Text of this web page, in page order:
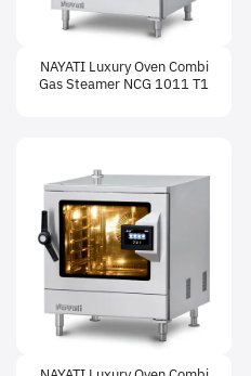
NAYATI Luxury Oven Combi
Gas Steamer NCG 1011 T1